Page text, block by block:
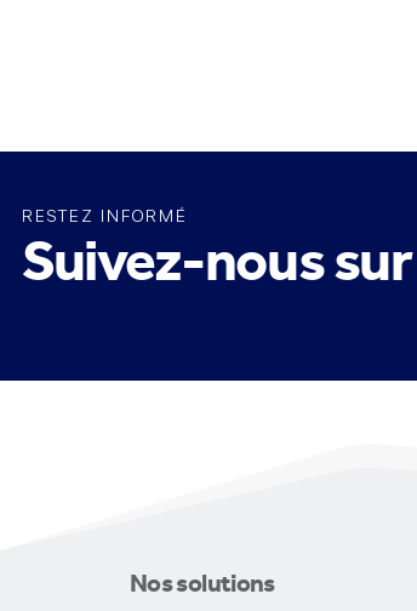
RESTEZ INFORMÉ
Suivez-nous
Nos solutions